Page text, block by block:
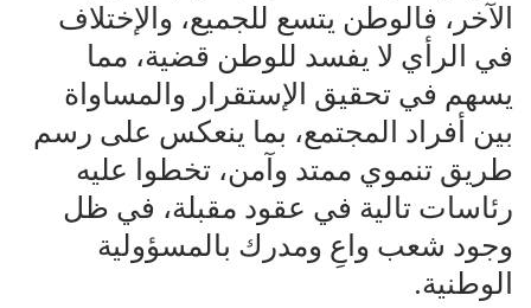
الآخر، فالوطن يتسع للجميع، والإختلاف
في الرأي لا يفسد للوطن قضية، مما
يسهم في تحقيق الإستقرار والمساواة
بين أفراد المجتمع، بما ينعكس على رسم
طريق تنموي ممتد وآمن، تخطوا عليه
رئاسات تالية في عقود مقبلة، في ظل
وجود شعب واعِ ومدرك بالمسؤولية
الوطنية.